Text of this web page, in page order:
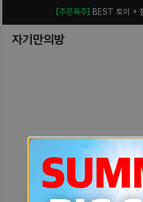
[주문폭주] BEST 토이 +
자기만의방
예상치 못